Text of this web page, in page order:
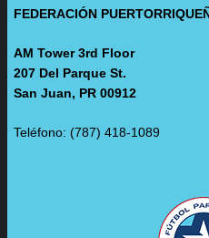
FEDERACIÓN
AM Tower 3rd Floor
207 Del Parque St.
San Juan, PR 00912
Teléfono: (787) 418-1089